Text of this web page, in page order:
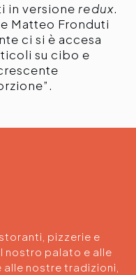
in versione redux.
Matteo Fronduti
ci si è accesa
su cibo e
pizzerie e
nostro palato e alle
nostre tradizioni,